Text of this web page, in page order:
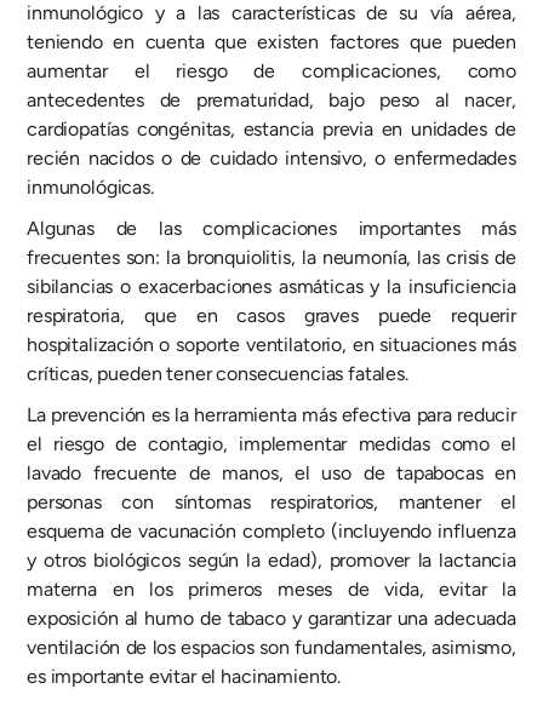
inmunológico y a las características de su vía aérea,
teniendo en cuenta que existen factores que pueden
aumentar el riesgo de complicaciones, como
antecedentes de prematuridad, bajo peso al nacer,
cardiopatías congénitas, estancia previa en unidades de
recién nacidos o de cuidado intensivo, o enfermedades
inmunológicas.
Algunas de las complicaciones importantes más
frecuentes son: la bronquiolitis, la neumonía, las crisis de
sibilancias o exacerbaciones asmáticas y la insuficiencia
respiratoria, que en casos graves puede requerir
hospitalización o soporte ventilatorio, en situaciones más
críticas, pueden tener consecuencias fatales.
La prevención es la herramienta más efectiva para reducir
el riesgo de contagio, implementar medidas como el
lavado frecuente de manos, el uso de tapabocas en
personas con síntomas respiratorios, mantener el
esquema de vacunación completo (incluyendo influenza
y otros biológicos según la edad), promover la lactancia
materna en los primeros meses de vida, evitar la
exposición al humo de tabaco y garantizar una adecuada
ventilación de los espacios son fundamentales, asimismo,
es importante evitar el hacinamiento.